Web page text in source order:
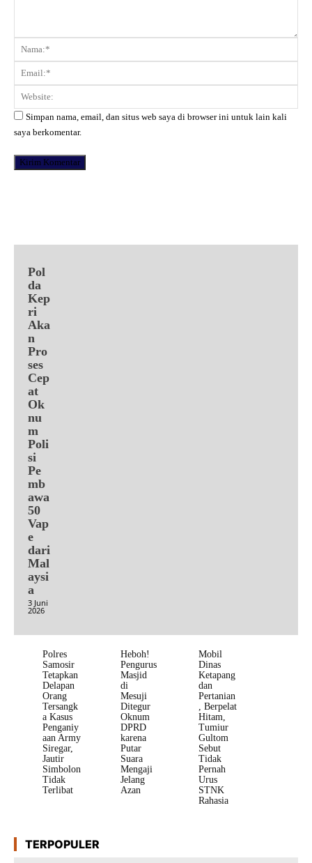
Komentar:
Simpan nama, email, dan situs web saya di browser ini untuk lain kali
saya berkomentar.
Pol
da
Kep
ri
Aka
n
Pro
ses
Cep
at
Ok
nu
m
Poli
si
Pe
mb
awa
50
Vap
e
dari
Mal
aysi
a
3 Juni
2026
Polres
Samosir
Tetapkan
Delapan
Orang
Tersangk
a Kasus
Penganiy
aan Army
Siregar,
Jautir
Simbolon
Tidak
Terlibat
Heboh!
Pengurus
Masjid
di
Mesuji
Ditegur
Oknum
DPRD
karena
Putar
Suara
Mengaji
Jelang
Azan
Mobil
Dinas
Ketapang
dan
Pertanian
, Berpelat
Hitam,
Tumiur
Gultom
Sebut
Tidak
Pernah
Urus
STNK
Rahasia
TERPOPULER